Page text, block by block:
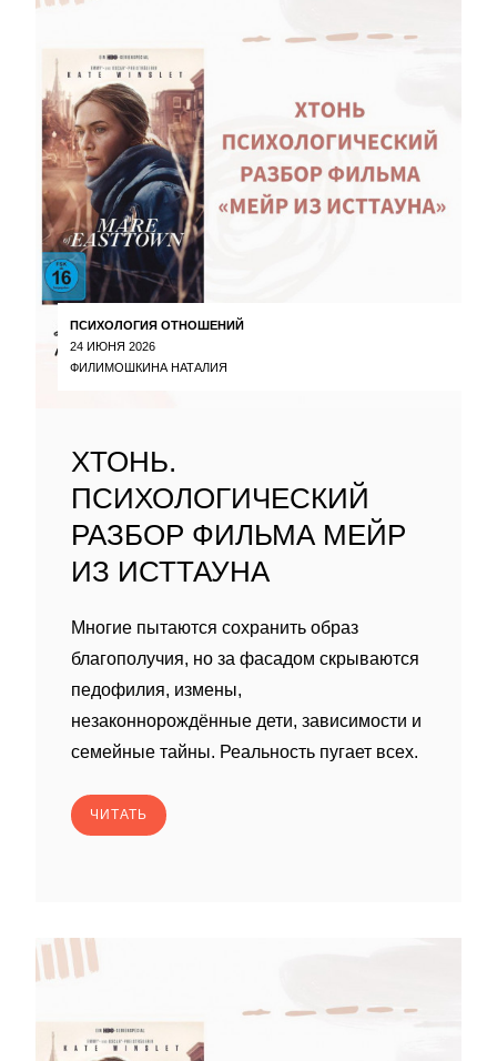
ПСИХОЛОГИЯ ОТНОШЕНИЙ
24 ИЮНЯ 2026
ФИЛИМОШКИНА НАТАЛИЯ
ХТОНЬ.
ПСИХОЛОГИЧЕСКИЙ
РАЗБОР ФИЛЬМА МЕЙР
ИЗ ИСТТАУНА
Многие пытаются сохранить образ
благополучия, но за фасадом скрываются
педофилия, измены,
незаконнорождённые дети, зависимости и
семейные тайны. Реальность пугает всех.
ЧИТАТЬ